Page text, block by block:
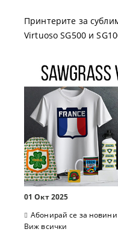
Принтерите за
Virtuoso SG500 и
01 Окт 2025
Абонирай се за новини
Виж всички